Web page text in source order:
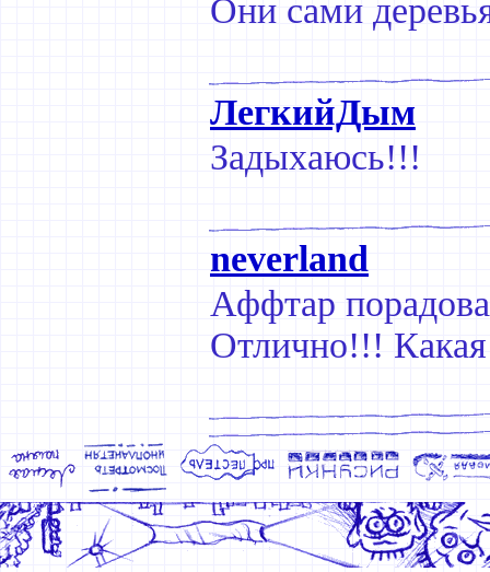
Они сами
ЛегкийДым
Задыхаюсь!!!
neverland
Аффтар
Отлично!!!